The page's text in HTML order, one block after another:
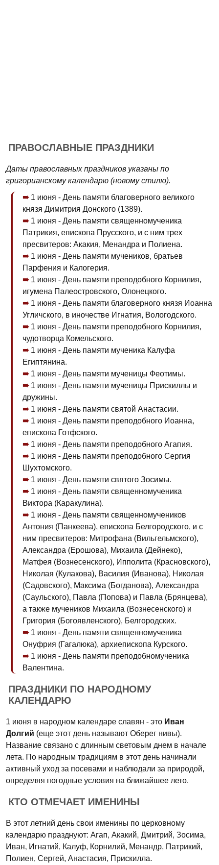
ПРАВОСЛАВНЫЕ ПРАЗДНИКИ
Даты православных праздников указаны по
григорианскому календарю (новому стилю).
1 июня - День памяти благоверного великого
князя Димитрия Донского (1389).
1 июня - День памяти священномученика
Патрикия, епископа Прусского, и с ним трех
пресвитеров: Акакия, Менандра и Полиена.
1 июня - День памяти мучеников, братьев
Парфения и Калогерия.
1 июня - День памяти преподобного Корнилия,
игумена Палеостровского, Олонецкого.
1 июня - День памяти благоверного князя Иоанна
Угличского, в иночестве Игнатия, Вологодского.
1 июня - День памяти преподобного Корнилия,
чудотворца Комельского.
1 июня - День памяти мученика Калуфа
Египтянина.
1 июня - День памяти мученицы Феотимы.
1 июня - День памяти мученицы Прискиллы и
дружины.
1 июня - День памяти святой Анастасии.
1 июня - День памяти преподобного Иоанна,
епископа Готфского.
1 июня - День памяти преподобного Агапия.
1 июня - День памяти преподобного Сергия
Шухтомского.
1 июня - День памяти святого Зосимы.
1 июня - День памяти священномученика
Виктора (Каракулина).
1 июня - День памяти священномучеников
Антония (Панкеева), епископа Белгородского, и с
ним пресвитеров: Митрофана (Вильгельмского),
Александра (Ерошова), Михаила (Дейнеко),
Матфея (Вознесенского), Ипполита (Красновского),
Николая (Кулакова), Василия (Иванова), Николая
(Садовского), Максима (Богданова), Александра
(Саульского), Павла (Попова) и Павла (Брянцева),
а также мучеников Михаила (Вознесенского) и
Григория (Богоявленского), Белгородских.
1 июня - День памяти священномученика
Онуфрия (Гагалюка), архиепископа Курского.
1 июня - День памяти преподобномученика
Валентина.
ПРАЗДНИКИ ПО НАРОДНОМУ
КАЛЕНДАРЮ
1 июня в народном календаре славян - это Иван
Долгий (еще этот день называют Оберег нивы).
Название связано с длинным световым днем в начале
лета. По народным традициям в этот день начинали
активный уход за посевами и наблюдали за природой,
определяя погодные условия на ближайшее лето.
КТО ОТМЕЧАЕТ ИМЕНИНЫ
В этот летний день свои именины по церковному
календарю празднуют: Агап, Акакий, Дмитрий, Зосима,
Иван, Игнатий, Калуф, Корнилий, Менандр, Патрикий,
Полиен, Сергей, Анастасия, Прискилла.